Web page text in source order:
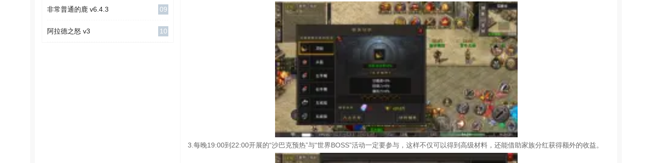
非常普通的鹿 v6.4.3 09
阿拉德之怒 v3 10
3.每晚19:00到22:00开展的“沙巴克预热”与“世界BOSS”活动一定要参与，这样不仅可以得到高级材料，还能借助家族分红获得额外的收益。